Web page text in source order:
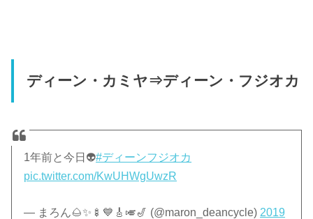
ディーン・カミヤ⇒ディーン・フジオカ
1年前と今日👽#ディーンフジオカ
pic.twitter.com/KwUHWgUwzR
— まろん🌰✨🍢💙🎸🎺🎷 (@maron_deancycle) 2019